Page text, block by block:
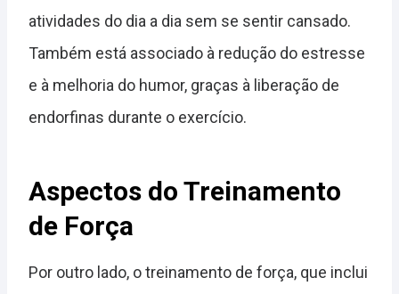
atividades do dia a dia sem se sentir cansado.
Também está associado à redução do estresse
e à melhoria do humor, graças à liberação de
endorfinas durante o exercício.
Aspectos do Treinamento
de Força
Por outro lado, o treinamento de força, que inclui